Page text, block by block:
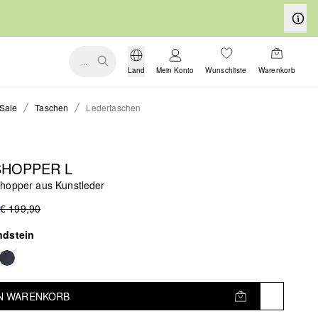
...
Land Mein Konto Wunschliste Warenkorb
Sale Taschen Ledertaschen
L
aus Kunstleder
€ 199,90
WARENKORB